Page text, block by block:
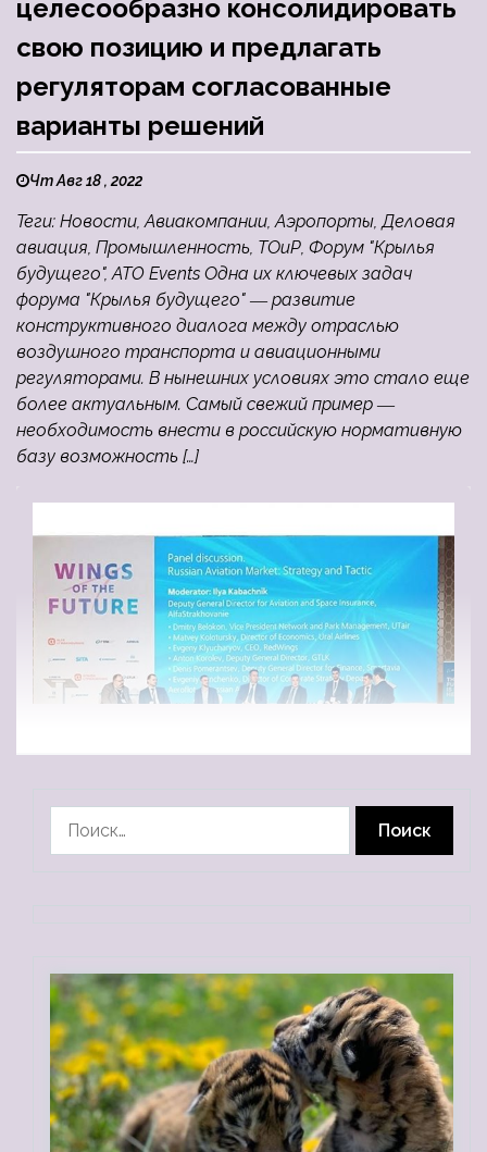
целесообразно консолидировать
свою позицию и предлагать
регуляторам согласованные
варианты решений
Чт Авг 18 , 2022
Теги: Новости, Авиакомпании, Аэропорты, Деловая
авиация, Промышленность, ТОиР, Форум "Крылья
будущего", ATO Events Одна их ключевых задач
форума "Крылья будущего" ― развитие
конструктивного диалога между отраслью
воздушного транспорта и авиационными
регуляторами. В нынешних условиях это стало еще
более актуальным. Самый свежий пример ―
необходимость внести в российскую нормативную
базу возможность […]